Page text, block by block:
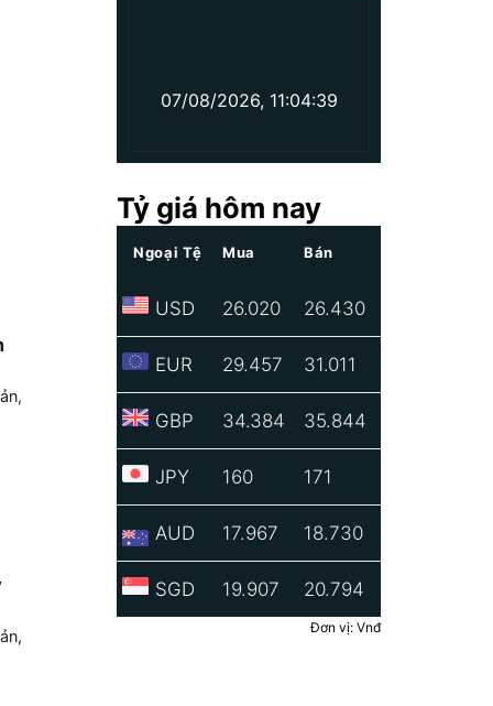
07/08/2026, 11:04:39
Tỷ giá hôm nay
Ngoại Tệ Mua Bán
USD 26.020 26.430
EUR 29.457 31.011
GBP 34.384 35.844
JPY 160 171
AUD 17.967 18.730
SGD 19.907 20.794
Đơn vị: Vnđ